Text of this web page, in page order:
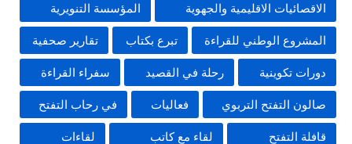
الاقصائيات الاقليمية والجهوية المؤسسة التنويرية
المشروع الوطني للقراءة تبرع بكتاب تقارير صحفية
دورات تكوينية رحلة في القصيد سفراء القراءة
صالون التفتح التربوي فعاليات في رحاب التفتح
قافلة التفتح لقاء مع كاتب لقاءات